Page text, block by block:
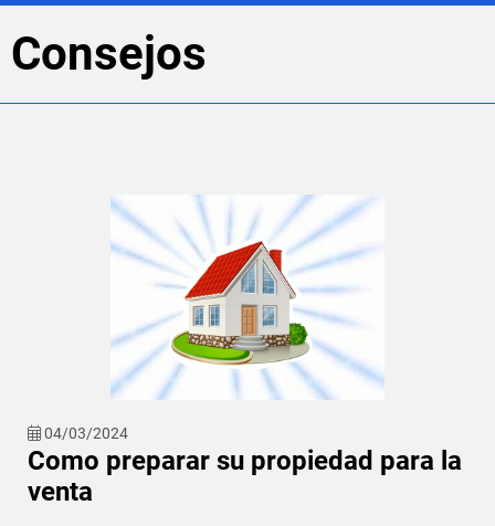
Consejos
04/03/2024
Como preparar su propiedad para la
venta